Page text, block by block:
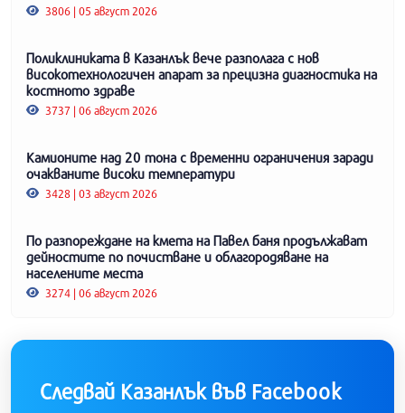
3806 | 05 август 2026
Поликлиниката в Казанлък вече разполага с нов
високотехнологичен апарат за прецизна диагностика на
костното здраве
3737 | 06 август 2026
Камионите над 20 тона с временни ограничения заради
очакваните високи температури
3428 | 03 август 2026
По разпореждане на кмета на Павел баня продължават
дейностите по почистване и облагородяване на
населените места
3274 | 06 август 2026
Следвай Казанлък във Facebook